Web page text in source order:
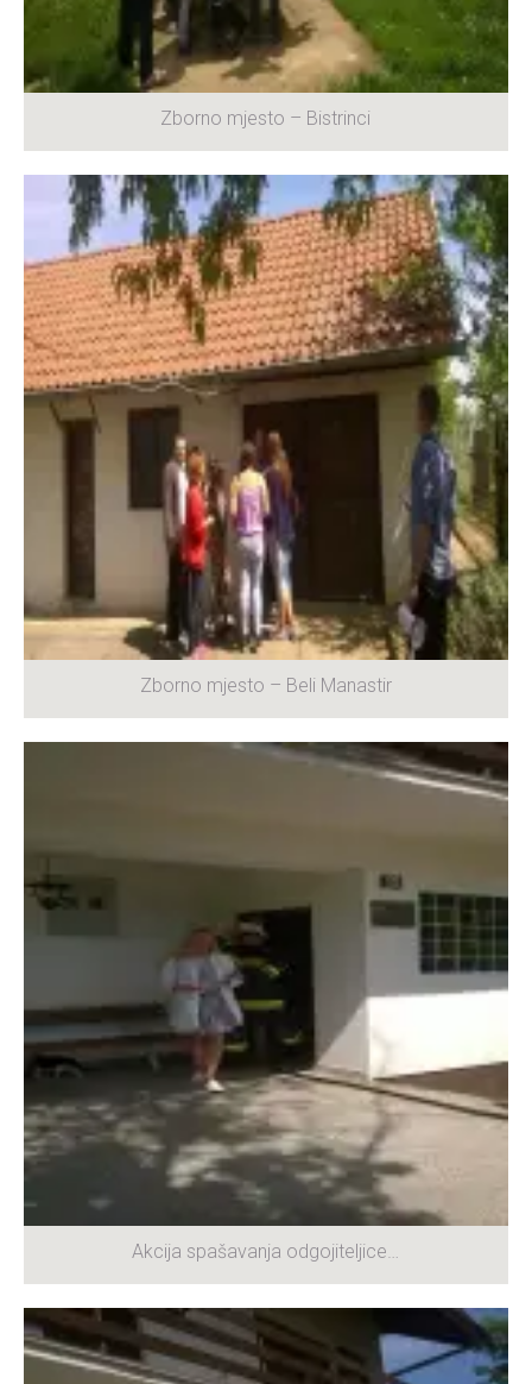
Zborno mjesto – Bistrinci
Zborno mjesto – Beli Manastir
Akcija spašavanja odgojiteljice…